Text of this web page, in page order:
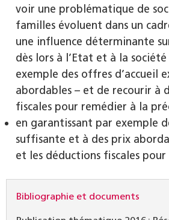
voir une problématique de
familles évoluent dans un
une influence déterminante
dès lors à l’Etat et à la
exemple des offres
abordables – et de recourir à
fiscales pour remédier à la
en garantissant par exemple
suffisante et à des prix
et les déductions fiscales
Bibliographie et documents